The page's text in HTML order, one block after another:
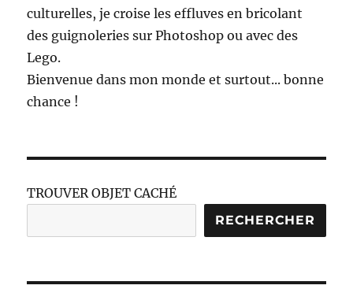
culturelles, je croise les effluves en bricolant
des guignoleries sur Photoshop ou avec des
Lego.
Bienvenue dans mon monde et surtout... bonne
chance !
TROUVER OBJET CACHÉ
RECHERCHER